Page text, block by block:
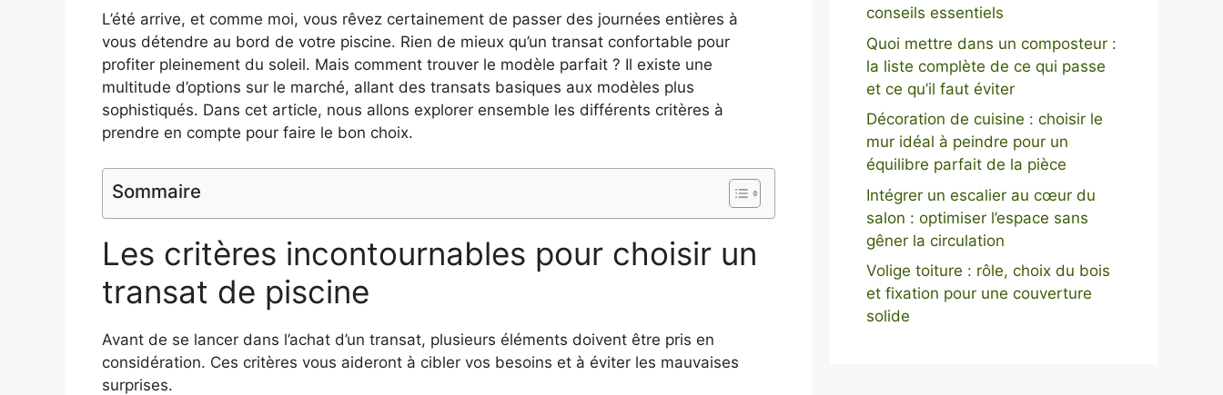
L’été arrive, et comme moi, vous rêvez certainement de passer des journées entières à
vous détendre au bord de votre piscine. Rien de mieux qu’un transat confortable pour
profiter pleinement du soleil. Mais comment trouver le modèle parfait ? Il existe une
multitude d’options sur le marché, allant des transats basiques aux modèles plus
sophistiqués. Dans cet article, nous allons explorer ensemble les différents critères à
prendre en compte pour faire le bon choix.
Sommaire
Les critères incontournables pour choisir un
transat de piscine
Avant de se lancer dans l’achat d’un transat, plusieurs éléments doivent être pris en
considération. Ces critères vous aideront à cibler vos besoins et à éviter les mauvaises
surprises.
conseils essentiels
Quoi mettre dans un composteur :
la liste complète de ce qui passe
et ce qu’il faut éviter
Décoration de cuisine : choisir le
mur idéal à peindre pour un
équilibre parfait de la pièce
Intégrer un escalier au cœur du
salon : optimiser l’espace sans
gêner la circulation
Volige toiture : rôle, choix du bois
et fixation pour une couverture
solide